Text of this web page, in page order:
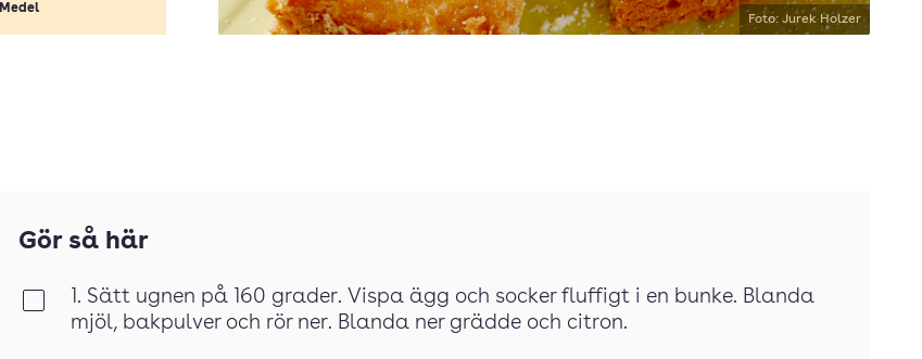
Medel
Foto: Jurek Holzer
Gör så här
1. Sätt ugnen på 160 grader. Vispa ägg och socker fluffigt i en bunke. Blanda
mjöl, bakpulver och rör ner. Blanda ner grädde och citron.